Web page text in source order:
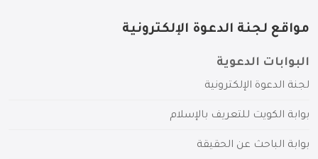
مواقع لجنة الدعوة الإلكترونية
البوابات الدعوية
لجنة الدعوة الإلكترونية
بوابة الكويت للتعريف بالإسلام
بوابة الباحث عن الحقيقة